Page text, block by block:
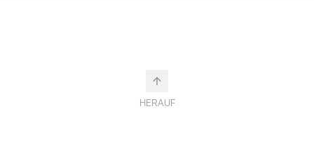
HERAUF